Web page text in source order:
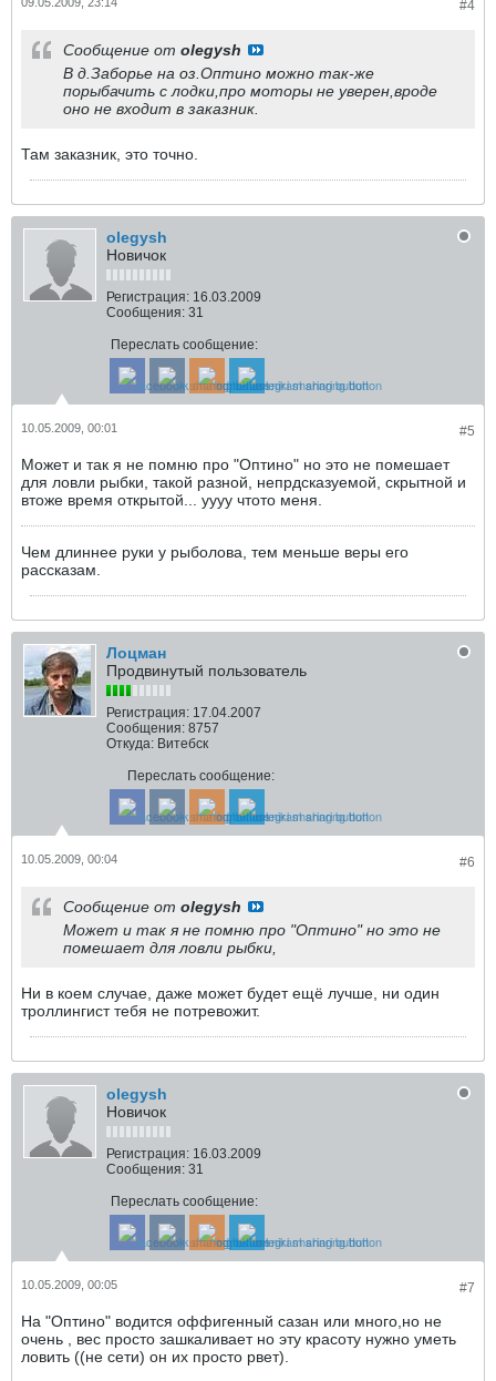
#4
Сообщение от olegysh
В д.Заборье на оз.Оптино можно так-же
порыбачить с лодки,про моторы не уверен,вроде
оно не входит в заказник.
Там заказник, это точно.
olegysh
Новичок
Регистрация: 16.03.2009
Сообщения: 31
Переслать сообщение:
#5
10.05.2009, 00:01
Может и так я не помню про "Оптино" но это не помешает
для ловли рыбки, такой разной, непрдсказуемой, скрытной и
втоже время открытой... уууу чтото меня.
Чем длиннее руки у рыболова, тем меньше веры его
рассказам.
Лоцман
Продвинутый пользователь
Регистрация: 17.04.2007
Сообщения: 8757
Откуда: Витебск
Переслать сообщение:
#6
10.05.2009, 00:04
Сообщение от olegysh
Может и так я не помню про "Оптино" но это не
помешает для ловли рыбки,
Ни в коем случае, даже может будет ещё лучше, ни один
троллингист тебя не потревожит.
olegysh
Новичок
Регистрация: 16.03.2009
Сообщения: 31
Переслать сообщение:
#7
10.05.2009, 00:05
На "Оптино" водится оффигенный сазан или много,но не
очень , вес просто зашкаливает но эту красоту нужно уметь
ловить ((не сети) он их просто рвет).